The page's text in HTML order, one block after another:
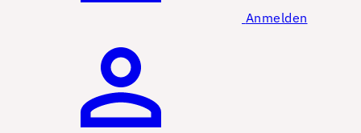
Anmelden